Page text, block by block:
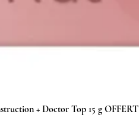
+ Doctor Top 15 g OFFERT